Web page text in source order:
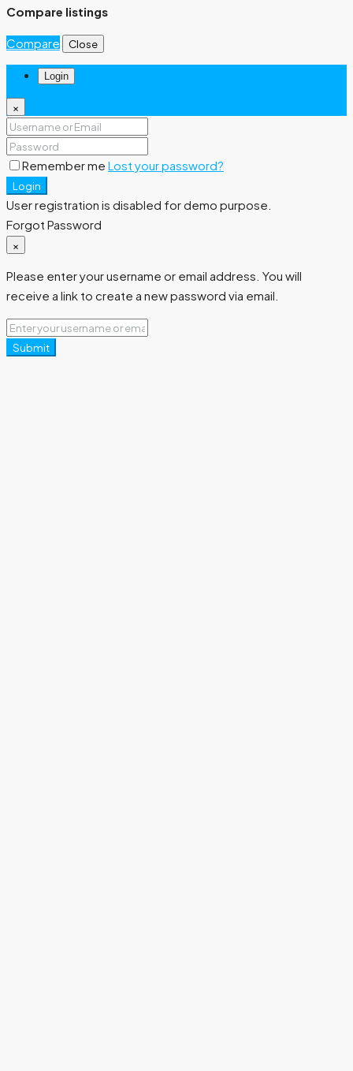
Compare listings
Compare Close
Login
×
Remember me Lost your password?
Login
User registration is disabled for demo purpose.
Forgot Password
×
Please enter your username or email address. You will
receive a link to create a new password via email.
Submit